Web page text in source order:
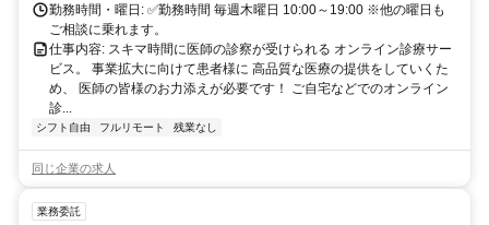
勤務時間・曜日: ✅勤務時間 毎週木曜日 10:00～19:00 ※他の曜日も
ご相談に乗れます。
仕事内容: スキマ時間に医師の診察が受けられる オンライン診療サー
ビス。 事業拡大に向けて患者様に 高品質な医療の提供をしていくた
め、 医師の皆様のお力添えが必要です！ ご自宅などでのオンライン
診...
シフト自由 フルリモート 残業なし
同じ企業の求人
業務委託